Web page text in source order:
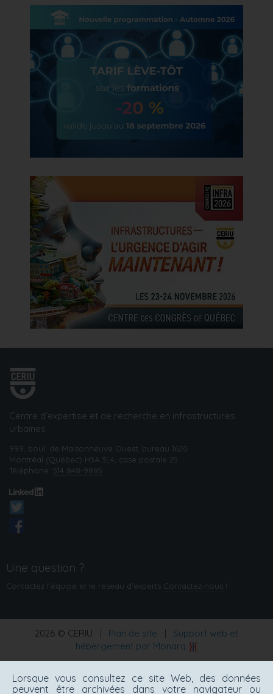
Centre d’expertise et de recherche en infrastructures
urbaines
999, boul. de Maisonneuve Ouest, bureau 1620
Montréal (Québec) H3A 3L4, case postale 25
Téléphone: 514 848-9885
Une question ?
Contactez l'équipe et le réseau d’experts Contactez‑nous !
2026 © CERIU | Plan de site |
Support web et
hébergement par Monarq
Lorsque vous consultez ce site Web, des données
peuvent être archivées dans votre navigateur ou